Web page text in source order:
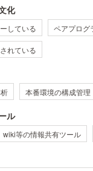
化
している ペアプログ
れている
本番環境の構成管理
ル
wiki等の情報共有ツール